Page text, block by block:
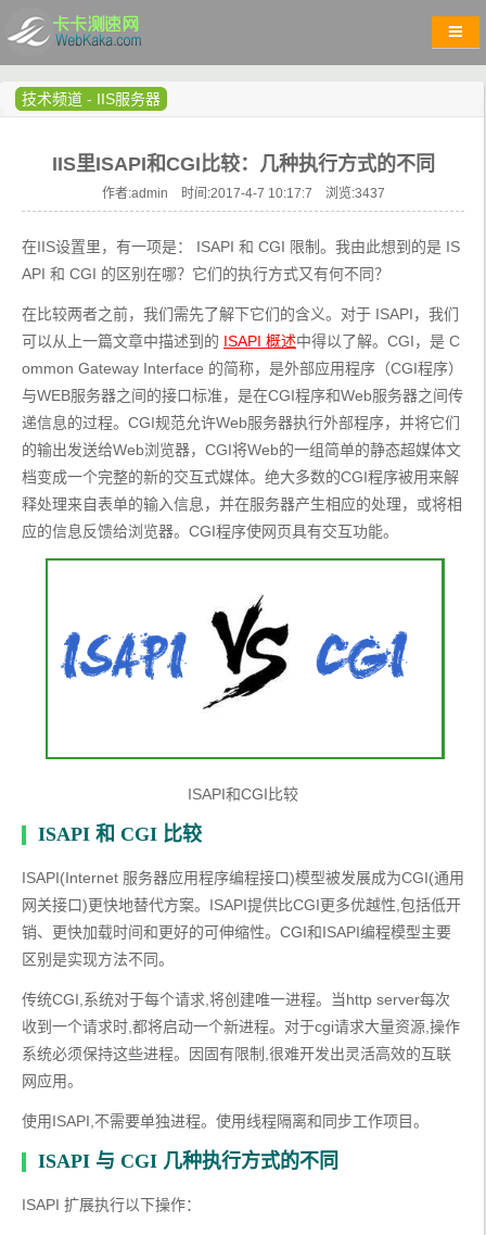
技术频道 - IIS服务器
IIS里ISAPI和CGI比较：几种执行方式的不同
作者:admin 时间:2017-4-7 10:17:7 浏览:3437
在IIS设置里，有一项是： ISAPI 和 CGI 限制。我由此想到的是 IS
API 和 CGI 的区别在哪？它们的执行方式又有何不同？
在比较两者之前，我们需先了解下它们的含义。对于 ISAPI，我们
可以从上一篇文章中描述到的 ISAPI 概述中得以了解。CGI，是 C
ommon Gateway Interface 的简称，是外部应用程序（CGI程序）
与WEB服务器之间的接口标准，是在CGI程序和Web服务器之间传
递信息的过程。CGI规范允许Web服务器执行外部程序，并将它们
的输出发送给Web浏览器，CGI将Web的一组简单的静态超媒体文
档变成一个完整的新的交互式媒体。绝大多数的CGI程序被用来解
释处理来自表单的输入信息，并在服务器产生相应的处理，或将相
应的信息反馈给浏览器。CGI程序使网页具有交互功能。
ISAPI和CGI比较
ISAPI 和 CGI 比较
ISAPI(Internet 服务器应用程序编程接口)模型被发展成为CGI(通用
网关接口)更快地替代方案。ISAPI提供比CGI更多优越性,包括低开
销、更快加载时间和更好的可伸缩性。CGI和ISAPI编程模型主要
区别是实现方法不同。
传统CGI,系统对于每个请求,将创建唯一进程。当http server每次
收到一个请求时,都将启动一个新进程。对于cgi请求大量资源,操作
系统必须保持这些进程。因固有限制,很难开发出灵活高效的互联
网应用。
使用ISAPI,不需要单独进程。使用线程隔离和同步工作项目。
ISAPI 与 CGI 几种执行方式的不同
ISAPI 扩展执行以下操作：